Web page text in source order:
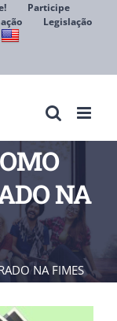
Participe
Legislação
NA
NA FIMES